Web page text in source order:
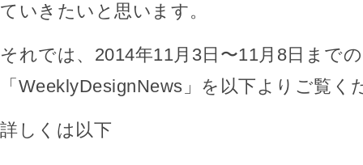
ていきたいと思います。
それでは、2014年11月3日〜11月8日までの
「WeeklyDesignNews」を以下よりご覧く
詳しくは以下